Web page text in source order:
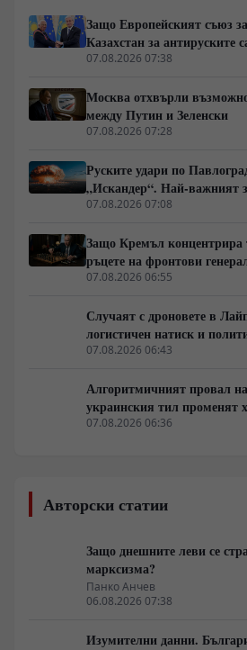
опитите за компенсиране на
изтребители F-16 срещат тежки
ограничения пред руската
Защо Европейският съюз
Казахстан за антируските
07.08.2026 07:38
Москва отхвърли
между Путин и Зеленски
07.08.2026 07:28
Руските удари по
„Искандер“. Най-важният
унищожен. Евакуират ли
07.08.2026 07:08
Защо Кремъл концентрира
ръцете на фронтови
07.08.2026 06:55
Случаят с дроновете в
логистичен натиск и
Берлин
07.08.2026 06:43
Алгоритмичният провал
украинския тил променят
07.08.2026 06:36
Авторски статии
Защо днешните леви се
марксизма?
Панко Анчев
06.08.2026 07:38
Изумителни данни.